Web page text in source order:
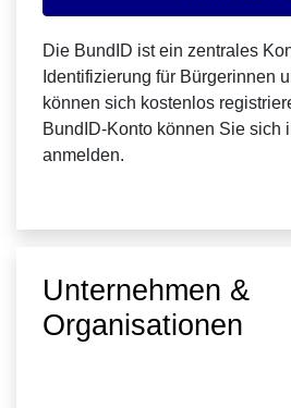
Die BundID ist ein zentrales
Identifizierung für Bürgerinnen
können sich kostenlos
BundID-Konto können Sie sich
anmelden.
Unternehmen &
Organisationen